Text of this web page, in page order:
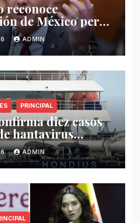
reconoce
de México pero
operatividad
ADMIN
PRINCIPAL
diez casos
hantavirus
al crucero MV
ADMIN